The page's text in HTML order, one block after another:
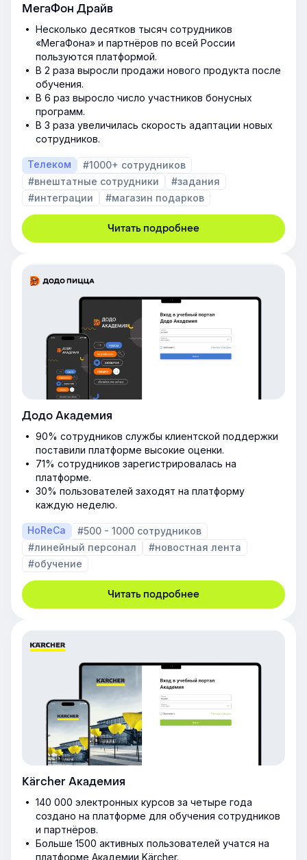
МегаФон Драйв
Несколько десятков тысяч сотрудников
«МегаФона» и партнёров по всей России
пользуются платформой.
В 2 раза выросли продажи нового продукта после
обучения.
В 6 раз выросло число участников бонусных
программ.
В 3 раза увеличилась скорость адаптации новых
сотрудников.
Телеком
#1000+ сотрудников
#внештатные сотрудники
#задания
#интеграции
#магазин подарков
Читать подробнее
Додо Академия
90% сотрудников службы клиентской поддержки
поставили платформе высокие оценки.
71% сотрудников зарегистрировалась на
платформе.
30% пользователей заходят на платформу
каждую неделю.
HoReCa
#500 - 1000 сотрудников
#линейный персонал
#новостная лента
#обучение
Читать подробнее
Kärcher Академия
140 000 электронных курсов за четыре года
создано на платформе для обучения сотрудников
и партнёров.
Больше 1500 активных пользователей учатся на
платформе Академии Kärcher.